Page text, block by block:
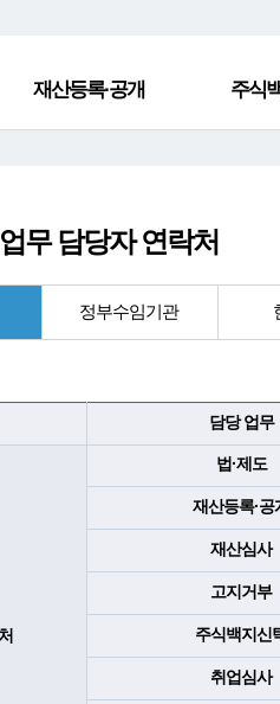
재산등록·공개 주식
무 담당자 연락처
정부수임기관
담당 업무
법·제도
재산등록·공
재산심사
고지거부
주식백지신
취업심사